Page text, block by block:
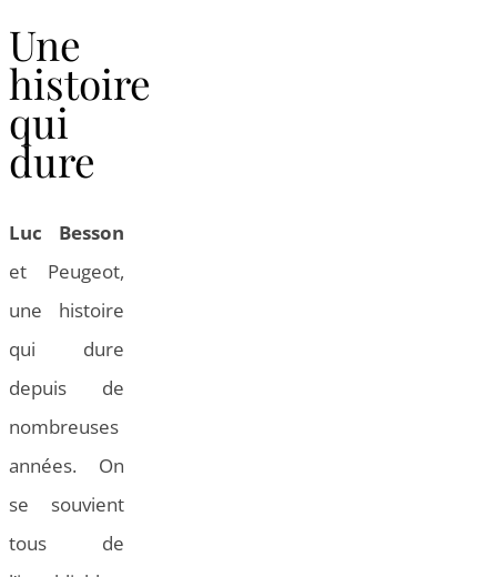
Une
histoire
qui
dure
Luc Besson
et Peugeot,
une histoire
qui dure
depuis de
nombreuses
années. On
se souvient
tous de